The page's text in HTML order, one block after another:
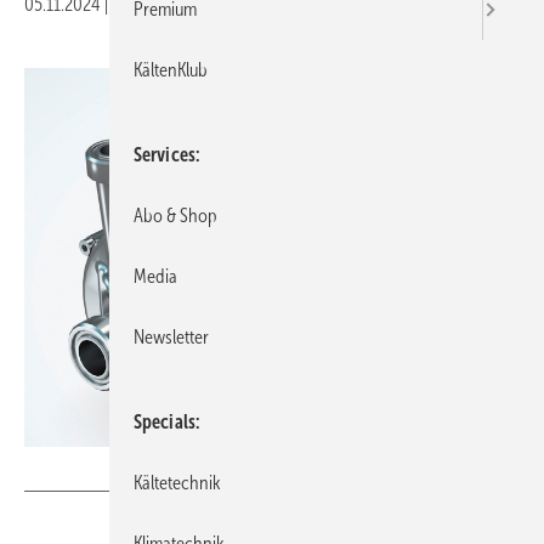
05.11.2024 Veröffentlicht in
Premium
KältenKlub
Services
Abo & Shop
Media
Newsletter
Specials
Kältetechnik